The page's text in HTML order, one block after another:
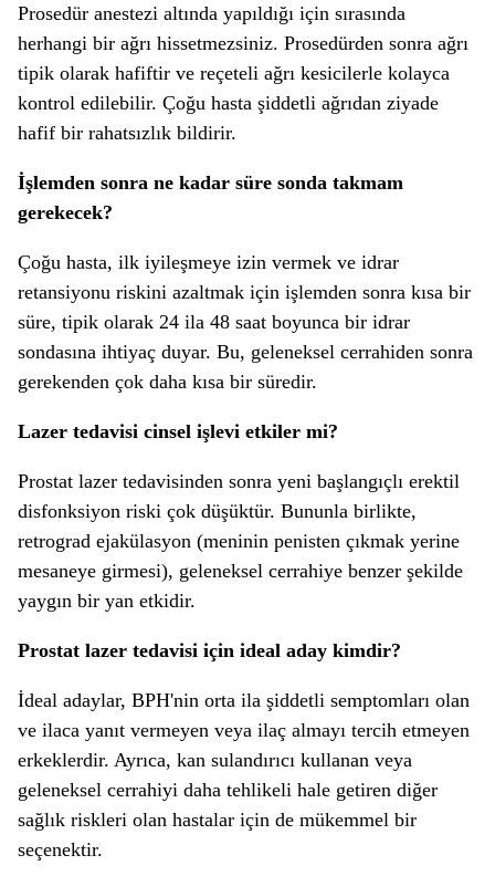
Prosedür anestezi altında yapıldığı için sırasında
herhangi bir ağrı hissetmezsiniz. Prosedürden sonra ağrı
tipik olarak hafiftir ve reçeteli ağrı kesicilerle kolayca
kontrol edilebilir. Çoğu hasta şiddetli ağrıdan ziyade
hafif bir rahatsızlık bildirir.
İşlemden sonra ne kadar süre sonda takmam
gerekecek?
Çoğu hasta, ilk iyileşmeye izin vermek ve idrar
retansiyonu riskini azaltmak için işlemden sonra kısa bir
süre, tipik olarak 24 ila 48 saat boyunca bir idrar
sondasına ihtiyaç duyar. Bu, geleneksel cerrahiden sonra
gerekenden çok daha kısa bir süredir.
Lazer tedavisi cinsel işlevi etkiler mi?
Prostat lazer tedavisinden sonra yeni başlangıçlı erektil
disfonksiyon riski çok düşüktür. Bununla birlikte,
retrograd ejakülasyon (meninin penisten çıkmak yerine
mesaneye girmesi), geleneksel cerrahiye benzer şekilde
yaygın bir yan etkidir.
Prostat lazer tedavisi için ideal aday kimdir?
İdeal adaylar, BPH'nin orta ila şiddetli semptomları olan
ve ilaca yanıt vermeyen veya ilaç almayı tercih etmeyen
erkeklerdir. Ayrıca, kan sulandırıcı kullanan veya
geleneksel cerrahiyi daha tehlikeli hale getiren diğer
sağlık riskleri olan hastalar için de mükemmel bir
seçenektir.